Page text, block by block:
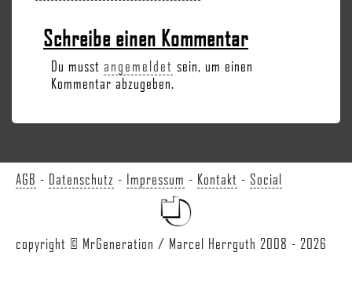
Schreibe einen Kommentar
Du musst angemeldet sein, um einen
Kommentar abzugeben.
AGB - Datenschutz - Impressum - Kontakt - Social
copyright © MrGeneration / Marcel Herrguth 2008 - 2026